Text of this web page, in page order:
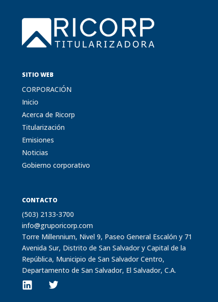
SITIO WEB
CORPORACIÓN
Inicio
Acerca de Ricorp
Titularización
Emisiones
Noticias
Gobierno corporativo
CONTACTO
(503) 2133-3700
info@gruporicorp.com
Torre Millennium, Nivel 9, Paseo General Escalón y 71
Avenida Sur, Distrito de San Salvador y Capital de la
República, Municipio de San Salvador Centro,
Departamento de San Salvador, El Salvador, C.A.